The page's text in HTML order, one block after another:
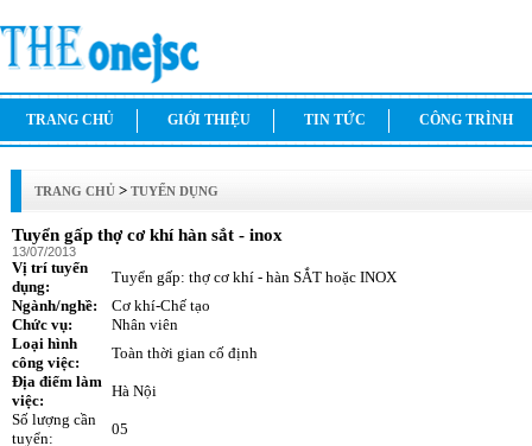
TRANG CHỦ GIỚI THIỆU TIN TỨC CÔNG TRÌNH
TRANG CHỦ > TUYỂN DỤNG
Tuyển gấp thợ cơ khí hàn sắt - inox
13/07/2013
Vị trí tuyển
dụng:
Tuyển gấp: thợ cơ khí - hàn SẮT hoặc INOX
Ngành/nghề:
Cơ khí-Chế tạo
Chức vụ:
Nhân viên
Loại hình
công việc:
Toàn thời gian cố định
Địa điểm làm
việc:
Hà Nội
Số lượng cần
tuyển:
05